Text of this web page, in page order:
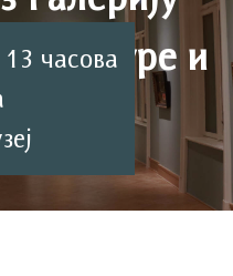
културе и
часова